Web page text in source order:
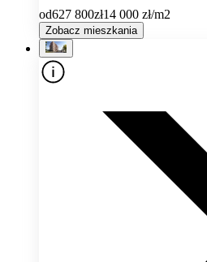
od627 800zł14 000 zł/m2
Zobacz mieszkania